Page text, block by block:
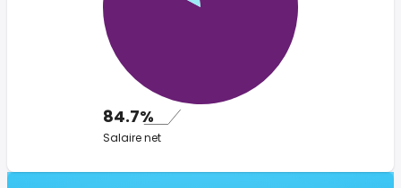
84.7%
Salaire net